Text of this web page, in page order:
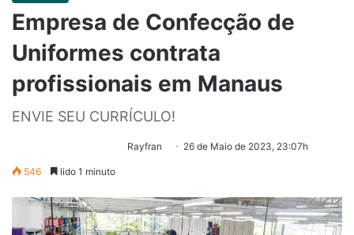
Empresa de Confecção de
Uniformes contrata
profissionais em Manaus
ENVIE SEU CURRÍCULO!
Rayfran 26 de Maio de 2023, 23:07h
546 lido 1 minuto